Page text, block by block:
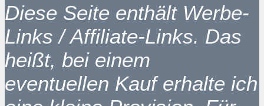
Diese Seite enthält Werbe-
Links / Affiliate-Links. Das
heißt, bei einem
eventuellen Kauf erhalte ich